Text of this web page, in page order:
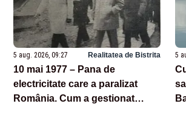
5 aug. 2026, 09:27 Realitatea de Bistrita
10 mai 1977 – Pana de
electricitate care a paralizat
România. Cum a gestionat
5